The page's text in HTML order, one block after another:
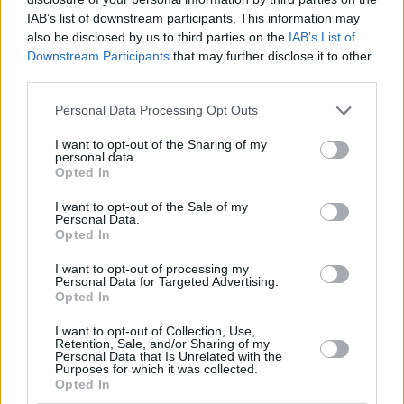
IAB’s list of downstream participants. This information may
also be disclosed by us to third parties on the IAB’s List of
Downstream Participants that may further disclose it to other
Personal Data Processing Opt Outs
I want to opt-out of the Sharing of my
personal data.
Opted In
I want to opt-out of the Sale of my
Personal Data.
Opted In
I want to opt-out of processing my
Personal Data for Targeted Advertising.
Opted In
I want to opt-out of Collection, Use,
Retention, Sale, and/or Sharing of my
Personal Data that Is Unrelated with the
Purposes for which it was collected.
Opted In
Τόλης Λελεκίδης
Το άρθρο δεν έχει ακόμα βαθμολογηθεί.
Βαθμολογήστε αυτό το άρθρο: